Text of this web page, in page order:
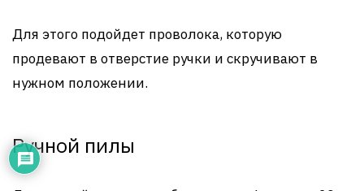
Для этого подойдет проволока, которую
продевают в отверстие ручки и скручивают в
нужном положении.
Ручной пилы